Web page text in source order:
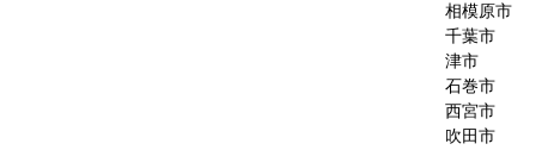
相模原市
千葉市
津市
石巻市
西宮市
吹田市